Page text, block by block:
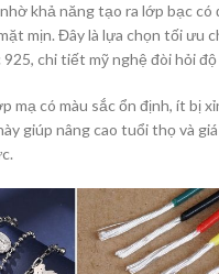
khả năng tạo ra lớp bạc có
mịn. Đây là lựa chọn tối ưu
925, chi tiết mỹ nghệ đòi hỏi
mạ có màu sắc ổn định, ít bị
giúp nâng cao tuổi thọ và